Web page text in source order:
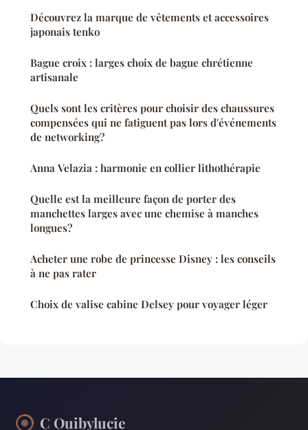
Découvrez la marque de vêtements et accessoires
japonais tenko
Bague croix : larges choix de bague chrétienne
artisanale
Quels sont les critères pour choisir des chaussures
compensées qui ne fatiguent pas lors d'événements
de networking?
Anna Velazia : harmonie en collier lithothérapie
Quelle est la meilleure façon de porter des
manchettes larges avec une chemise à manches
longues?
Acheter une robe de princesse Disney : les conseils
à ne pas rater
Choix de valise cabine Delsey pour voyager léger
C Ouibylucie